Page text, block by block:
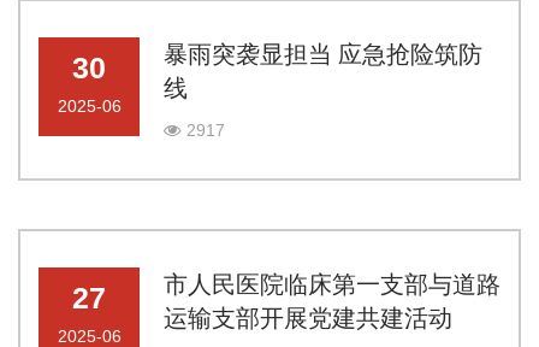
暴雨突袭显担当 应急抢险筑防
线
2917
30
2025-06
市人民医院临床第一支部与道路
运输支部开展党建共建活动
27
2025-06